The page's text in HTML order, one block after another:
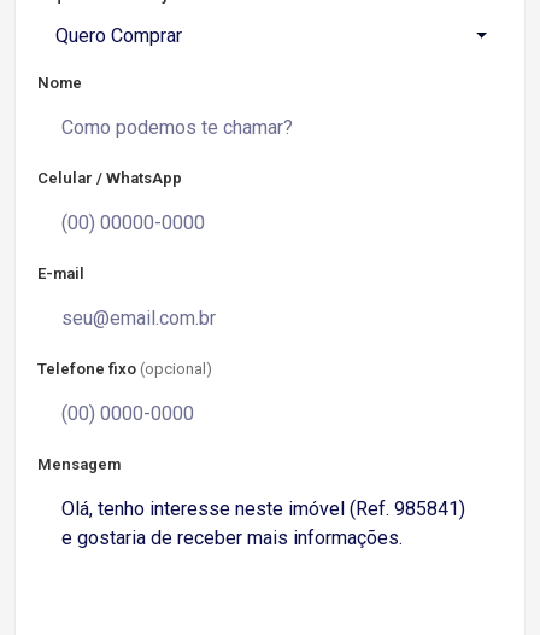
Quero Comprar
Nome
Celular / WhatsApp
E-mail
Telefone fixo (opcional)
Mensagem